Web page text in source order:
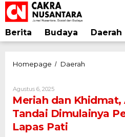
Lewati
ke
konten
Berita Budaya Daerah
Homepage / Daerah
Apel
Pembukaan
Tandai
Agustus 6, 2025Oleh
Cakra
Meriah dan
Tandai Dimulainya
Lapas Pati